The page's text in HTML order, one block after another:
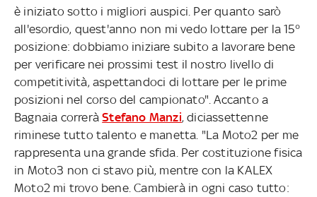
è iniziato sotto i migliori auspici. Per quanto sarò
all'esordio, quest'anno non mi vedo lottare per la 15°
posizione: dobbiamo iniziare subito a lavorare bene
per verificare nei prossimi test il nostro livello di
competitività, aspettandoci di lottare per le prime
posizioni nel corso del campionato". Accanto a
Bagnaia correràStefano Manzi, diciassettenne
riminese tutto talento e manetta. "La Moto2 per me
rappresenta una grande sfida. Per costituzione fisica
in Moto3 non ci stavo più, mentre con la KALEX
Moto2 mi trovo bene. Cambierà in ogni caso tutto: